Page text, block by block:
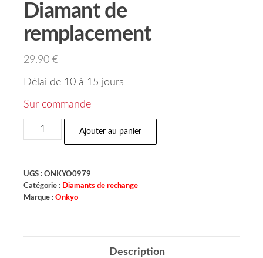
Diamant de
remplacement
29.90 €
Délai de 10 à 15 jours
Sur commande
Ajouter au panier
UGS : ONKYO0979
Catégorie : Diamants de rechange
Marque : Onkyo
Description